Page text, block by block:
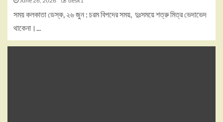
সময় কলকাতা ডেস্ক, ২৬ জুন : চরম বিপদের সময়, দুঃসময়ে শত্রু মিত্র ভেদাভেদ
থাকেনা।...